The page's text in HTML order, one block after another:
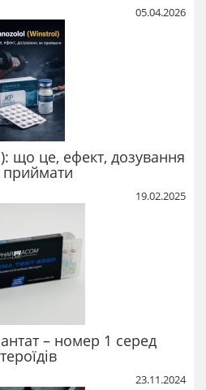
05.04.2026
що це, ефект, дозування
приймати
19.02.2025
– номер 1 серед
23.11.2024